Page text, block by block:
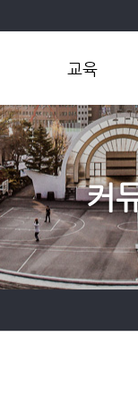
교육
학부
대학원
커